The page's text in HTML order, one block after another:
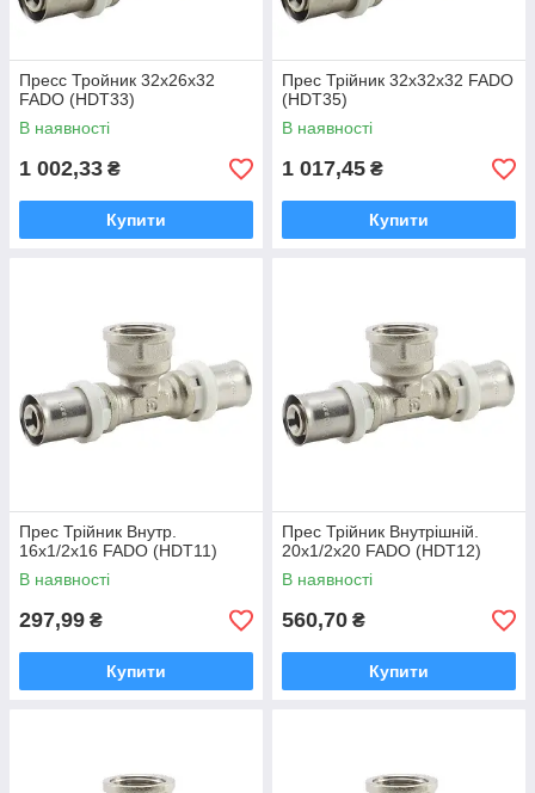
Пресс Тройник 32x26x32
FADO (HDT33)
В наявності
1 002,33 ₴
Купити
Прес Трійник 32x32x32 FADO
(HDT35)
В наявності
1 017,45 ₴
Купити
Прес Трійник Внутр.
16х1/2х16 FADO (HDТ11)
В наявності
297,99 ₴
Купити
Прес Трійник Внутрішній.
20х1/2х20 FADO (HDТ12)
В наявності
560,70 ₴
Купити